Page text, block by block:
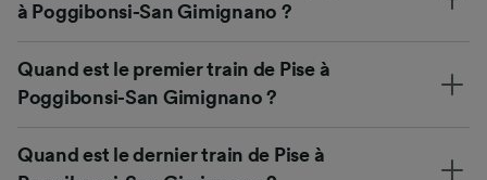
à Poggibonsi-San Gimignano ?
Quand est le premier train de Pise à
Poggibonsi-San Gimignano ?
Quand est le dernier train de Pise à